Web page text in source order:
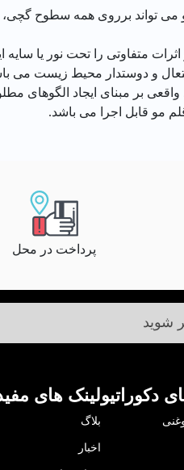
مى تواند برروى همه سطوح
متفاوتى را تحت نور یا سایه
و دوستدار محیط زیست مى
بر مبناى ایجاد الگوهاى
مو قابل اجرا مى باشد.
پرداخت در محل
دکوراتیولینک های
بلاگ
اخبار